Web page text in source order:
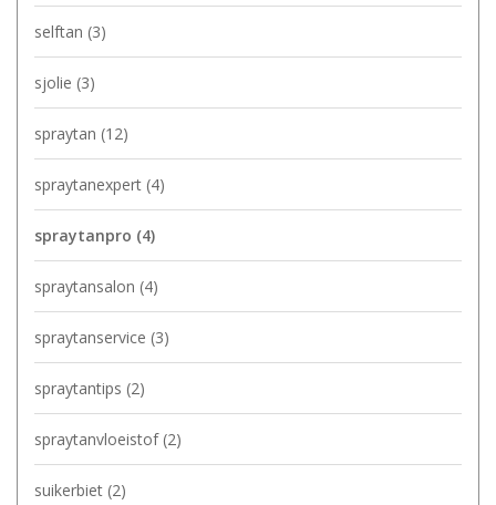
selftan (3)
sjolie (3)
spraytan (12)
spraytanexpert (4)
spraytanpro (4)
spraytansalon (4)
spraytanservice (3)
spraytantips (2)
spraytanvloeistof (2)
suikerbiet (2)